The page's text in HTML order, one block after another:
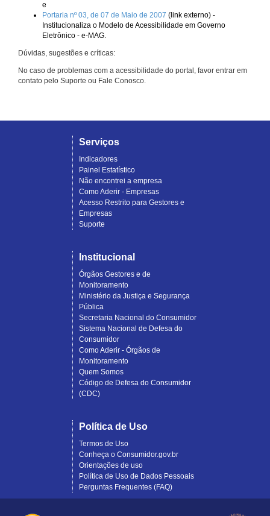
e
Portaria nº 03, de 07 de Maio de 2007 (link externo) -
Institucionaliza o Modelo de Acessibilidade em Governo
Eletrônico - e-MAG.
Dúvidas, sugestões e críticas:
No caso de problemas com a acessibilidade do portal, favor entrar em
contato pelo Suporte ou Fale Conosco.
Serviços
Indicadores
Painel Estatístico
Não encontrei a empresa
Como Aderir - Empresas
Acesso Restrito para Gestores e
Empresas
Suporte
Institucional
Órgãos Gestores e de
Monitoramento
Ministério da Justiça e Segurança
Pública
Secretaria Nacional do Consumidor
Sistema Nacional de Defesa do
Consumidor
Como Aderir - Órgãos de
Monitoramento
Quem Somos
Código de Defesa do Consumidor
(CDC)
Política de Uso
Termos de Uso
Conheça o Consumidor.gov.br
Orientações de uso
Política de Uso de Dados Pessoais
Perguntas Frequentes (FAQ)